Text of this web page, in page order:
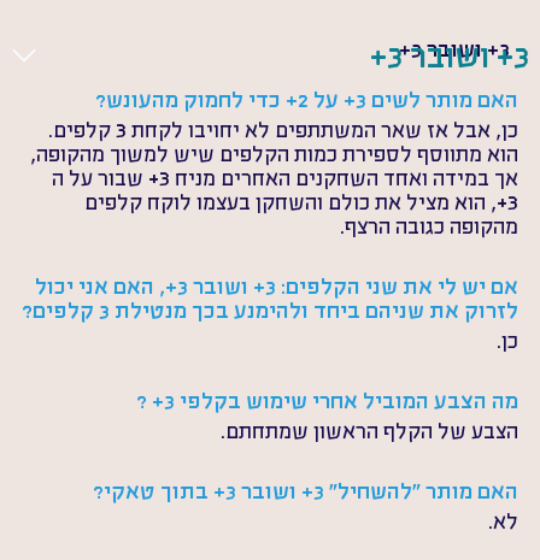
3+ ושובר 3+3+ ושובר 3+
האם מותר לשים 3+ על 2+ כדי לחמוק מהעונש?
כן, אבל אז שאר המשתתפים לא יחויבו לקחת 3 קלפים.
הוא מתווסף לספירת כמות הקלפים שיש למשוך מהקופה,
אך במידה ואחד השחקנים האחרים מניח 3+ שבור על ה
3+, הוא מציל את כולם והשחקן בעצמו לוקח קלפים
מהקופה כגובה הרצף.
אם יש לי את שני הקלפים: 3+ ושובר 3+, האם אני יכול
לזרוק את שניהם ביחד ולהימנע בכך מנטילת 3 קלפים?
כן.
מה הצבע המוביל אחרי שימוש בקלפי 3+ ?
הצבע של הקלף הראשון שמתחתם.
האם מותר "להשחיל" 3+ ושובר 3+ בתוך טאקי?
לא.